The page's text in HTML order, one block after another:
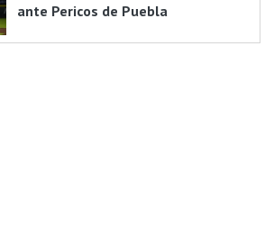
ante Pericos de Puebla